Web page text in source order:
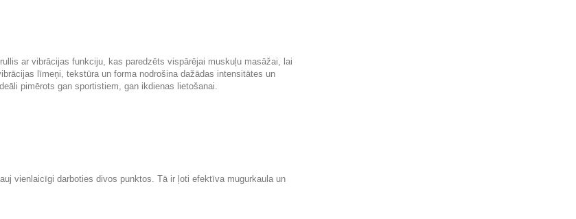
ar vibrācijas funkciju, kas paredzēts vispārējai muskuļu masāžai, lai
līmeņi, tekstūra un forma nodrošina dažādas intensitātes un
pimērots gan sportistiem, gan ikdienas lietošanai.
vienlaicīgi darboties divos punktos. Tā ir ļoti efektīva mugurkaula un